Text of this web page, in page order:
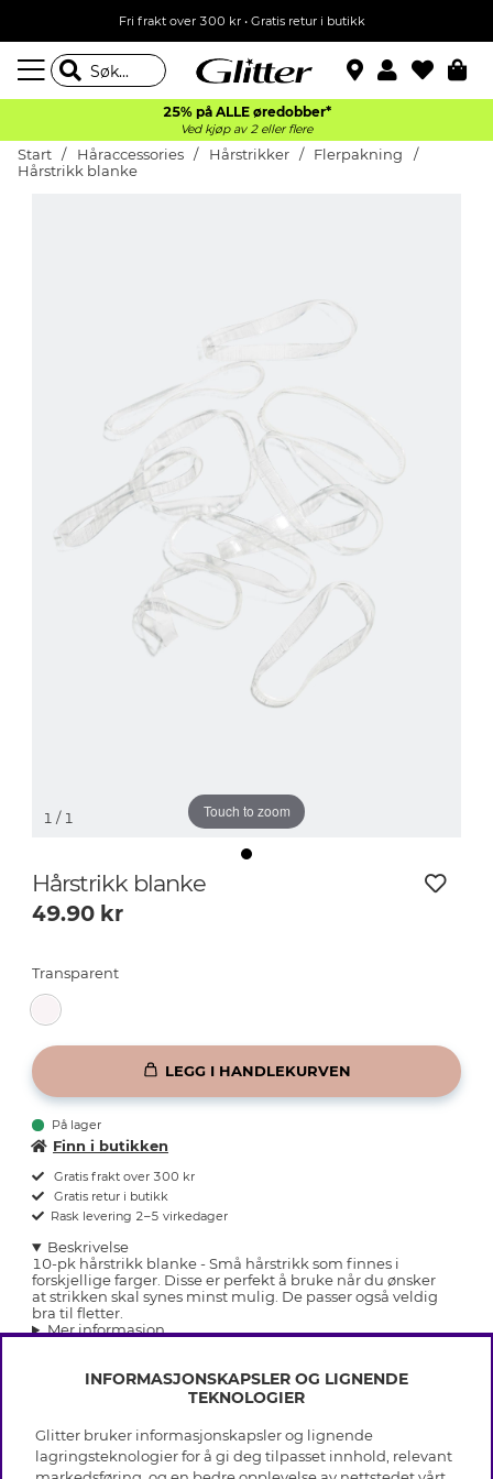
Fri frakt over 300 kr • Gratis retur i butikk
25% på ALLE øredobber*
Ved kjøp av 2 eller flere
Start Håraccessories Hårstrikker
Flerpakning
Hårstrikk blanke
Touch to zoom
1 / 1
Hårstrikk blanke
49.90 kr
Transparent
LEGG I HANDLEKURVEN
På lager
Finn i butikken
Gratis frakt over 300 kr
Gratis retur i butikk
Rask levering 2–5 virkedager
Beskrivelse
10-pk hårstrikk blanke - Små hårstrikk som finnes i
forskjellige farger. Disse er perfekt å bruke når du ønsker
at strikken skal synes minst mulig. De passer også veldig
bra til fletter.
Mer informasjon
INFO
INFORMASJONSKAPSLER OG LIGNENDE
TEKNOLOGIER
Glitter bruker informasjonskapsler og lignende
lagringsteknologier for å gi deg tilpasset innhold, relevant